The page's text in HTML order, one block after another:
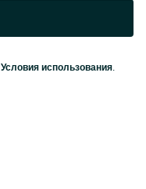
Условия использования.